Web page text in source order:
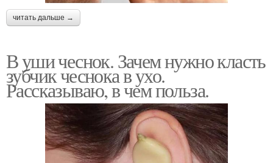
читать дальше →
В уши чеснок. Зачем нужно класть
зубчик чеснока в ухо.
Рассказываю, в чем польза.